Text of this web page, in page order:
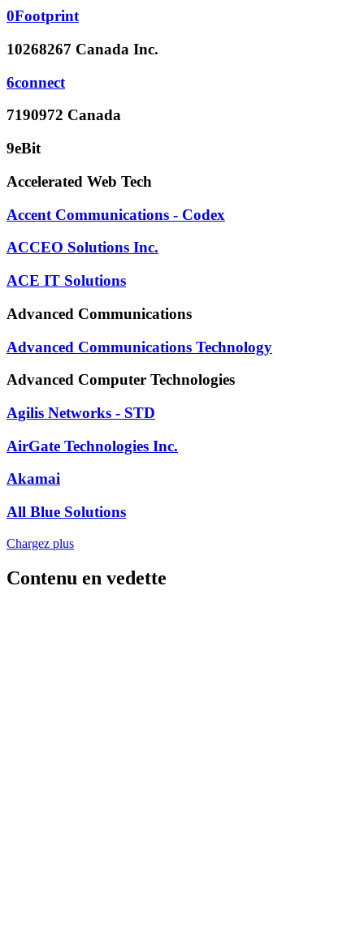
0Footprint
10268267 Canada Inc.
6connect
7190972 Canada
9eBit
Accelerated Web Tech
Accent Communications - Codex
ACCEO Solutions Inc.
ACE IT Solutions
Advanced Communications
Advanced Communications Technology
Advanced Computer Technologies
Agilis Networks - STD
AirGate Technologies Inc.
Akamai
All Blue Solutions
Chargez plus
Contenu en vedette